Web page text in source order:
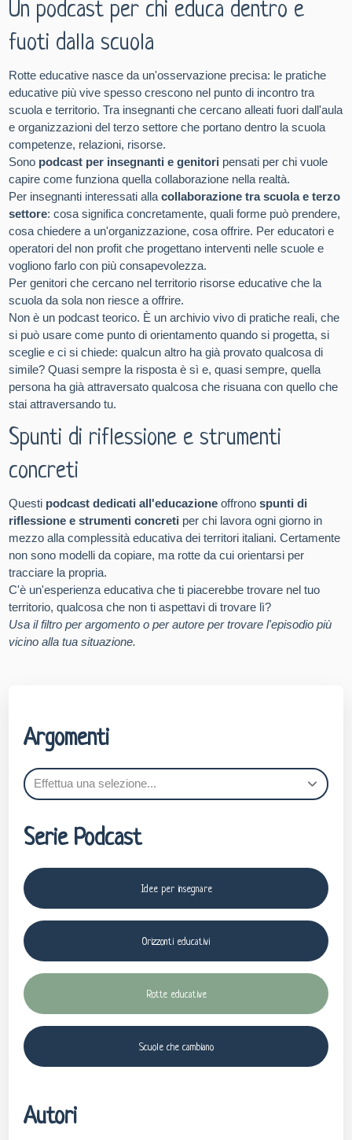
Un podcast per chi educa dentro e
fuoti dalla scuola
Rotte educative nasce da un'osservazione precisa: le pratiche
educative più vive spesso crescono nel punto di incontro tra
scuola e territorio. Tra insegnanti che cercano alleati fuori dall'aula
e organizzazioni del terzo settore che portano dentro la scuola
competenze, relazioni, risorse.
Sono podcast per insegnanti e genitori pensati per chi vuole
capire come funziona quella collaborazione nella realtà.
Per insegnanti interessati allacollaborazione tra scuola e terzo
settore: cosa significa concretamente, quali forme può prendere,
cosa chiedere a un'organizzazione, cosa offrire. Per educatori e
operatori del non profit che progettano interventi nelle scuole e
vogliono farlo con più consapevolezza.
Per genitori che cercano nel territorio risorse educative che la
scuola da sola non riesce a offrire.
Non è un podcast teorico. È un archivio vivo di pratiche reali, che
si può usare come punto di orientamento quando si progetta, si
sceglie e ci si chiede: qualcun altro ha già provato qualcosa di
simile? Quasi sempre la risposta è sì e, quasi sempre, quella
persona ha già attraversato qualcosa che risuana con quello che
stai attraversando tu.
Spunti di riflessione e strumenti
concreti
Questi podcast dedicati all'educazione offronospunti di
riflessione e strumenti concreti per chi lavora ogni giorno in
mezzo alla complessità educativa dei territori italiani. Certamente
non sono modelli da copiare, ma rotte da cui orientarsi per
tracciare la propria.
C'è un'esperienza educativa che ti piacerebbe trovare nel tuo
territorio, qualcosa che non ti aspettavi di trovare lì?
Usa il filtro per argomento o per autore per trovare l'episodio più
vicino alla tua situazione.
Argomenti
Serie Podcast
Idee per insegnare
Orizzonti educativi
Rotte educative
Scuole che cambiano
Autori